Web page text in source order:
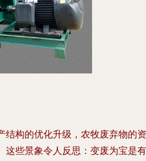
结构的优化升级，农牧废弃物的资
这些景象令人反思：变废为宝是有